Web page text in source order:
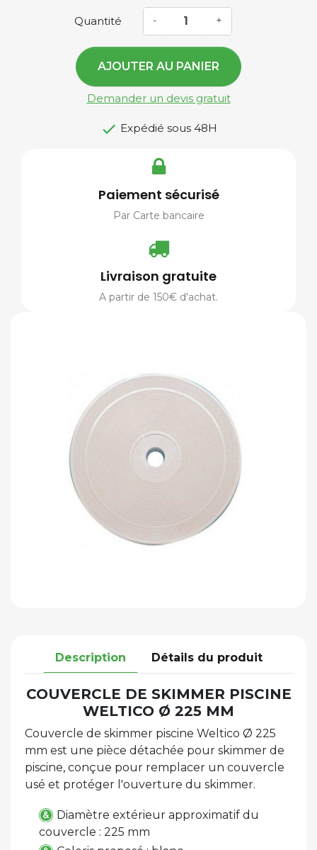
Quantité - +
AJOUTER AU PANIER
Demander un devis gratuit
 Expédié sous 48H
Paiement sécurisé
Par Carte bancaire
Livraison gratuite
A partir de 150€ d'achat.
Description Détails du produit
COUVERCLE DE SKIMMER PISCINE
WELTICO Ø 225 MM
Couvercle de skimmer piscine Weltico Ø 225
mm est une pièce détachée pour skimmer de
piscine, conçue pour remplacer un couvercle
usé et protéger l'ouverture du skimmer.
Diamètre extérieur approximatif du
couvercle : 225 mm